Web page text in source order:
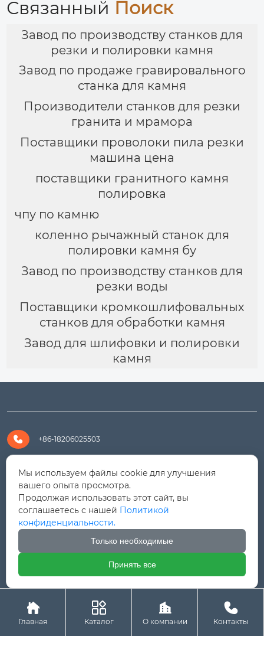
Связанный Поиск
Завод по производству станков для
резки и полировки камня
Завод по продаже гравировального
станка для камня
Производители станков для резки
гранита и мрамора
Поставщики проволоки пила резки
машина цена
поставщики гранитного камня
полировка
чпу по камню
коленно рычажный станок для
полировки камня бу
Завод по производству станков для
резки воды
Поставщики кромкошлифовальных
станков для обработки камня
Завод для шлифовки и полировки
камня
 +86-18206025503
 +8618206025503
 yanali@hualongm.com

351144, Китай, пров.Фуцзянь, г. Путянь, район Личэн,

Авторское право © ООО "Fujian Province HuaLong

Главная

Каталог

О компании

Контакты
Мы используем файлы cookie для улучшения
вашего опыта просмотра.
Продолжая использовать этот сайт, вы
соглашаетесь с нашей Политикой
конфиденциальности.
Только необходимые
Принять все